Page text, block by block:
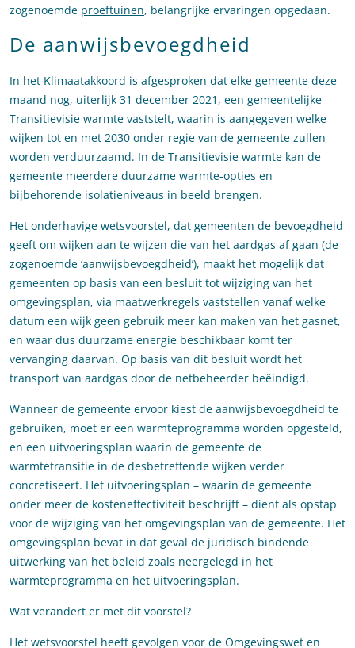
zogenoemde proeftuinen, belangrijke ervaringen opgedaan.
De aanwijsbevoegdheid
In het Klimaatakkoord is afgesproken dat elke gemeente deze
maand nog, uiterlijk 31 december 2021, een gemeentelijke
Transitievisie warmte vaststelt, waarin is aangegeven welke
wijken tot en met 2030 onder regie van de gemeente zullen
worden verduurzaamd. In de Transitievisie warmte kan de
gemeente meerdere duurzame warmte-opties en
bijbehorende isolatieniveaus in beeld brengen.
Het onderhavige wetsvoorstel, dat gemeenten de bevoegdheid
geeft om wijken aan te wijzen die van het aardgas af gaan (de
zogenoemde ‘aanwijsbevoegdheid’), maakt het mogelijk dat
gemeenten op basis van een besluit tot wijziging van het
omgevingsplan, via maatwerkregels vaststellen vanaf welke
datum een wijk geen gebruik meer kan maken van het gasnet,
en waar dus duurzame energie beschikbaar komt ter
vervanging daarvan. Op basis van dit besluit wordt het
transport van aardgas door de netbeheerder beëindigd.
Wanneer de gemeente ervoor kiest de aanwijsbevoegdheid te
gebruiken, moet er een warmteprogramma worden opgesteld,
en een uitvoeringsplan waarin de gemeente de
warmtetransitie in de desbetreffende wijken verder
concretiseert. Het uitvoeringsplan – waarin de gemeente
onder meer de kosteneffectiviteit beschrijft – dient als opstap
voor de wijziging van het omgevingsplan van de gemeente. Het
omgevingsplan bevat in dat geval de juridisch bindende
uitwerking van het beleid zoals neergelegd in het
warmteprogramma en het uitvoeringsplan.
Wat verandert er met dit voorstel?
Het wetsvoorstel heeft gevolgen voor de Omgevingswet en